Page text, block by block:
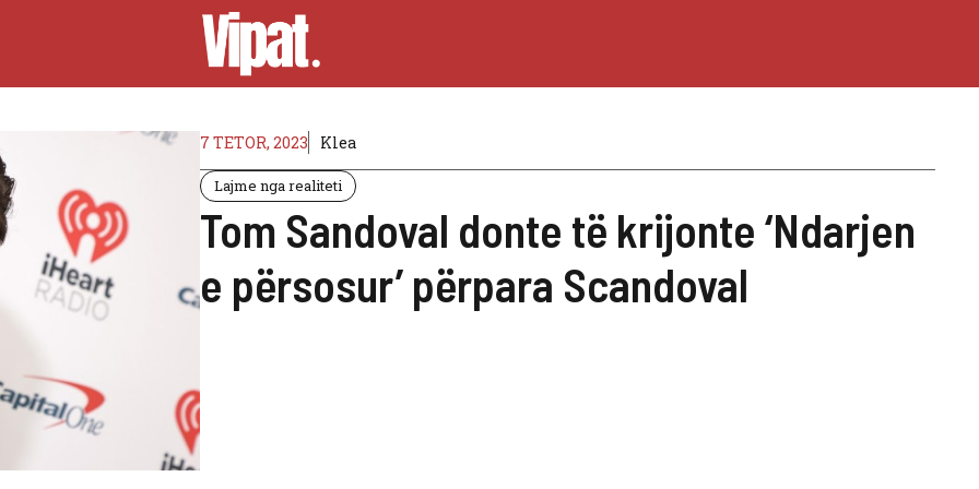
7 TETOR, 2023 Klea
Lajme nga realiteti
Tom Sandoval donte të krijonte ‘Ndarjen
e përsosur’ përpara Scandoval